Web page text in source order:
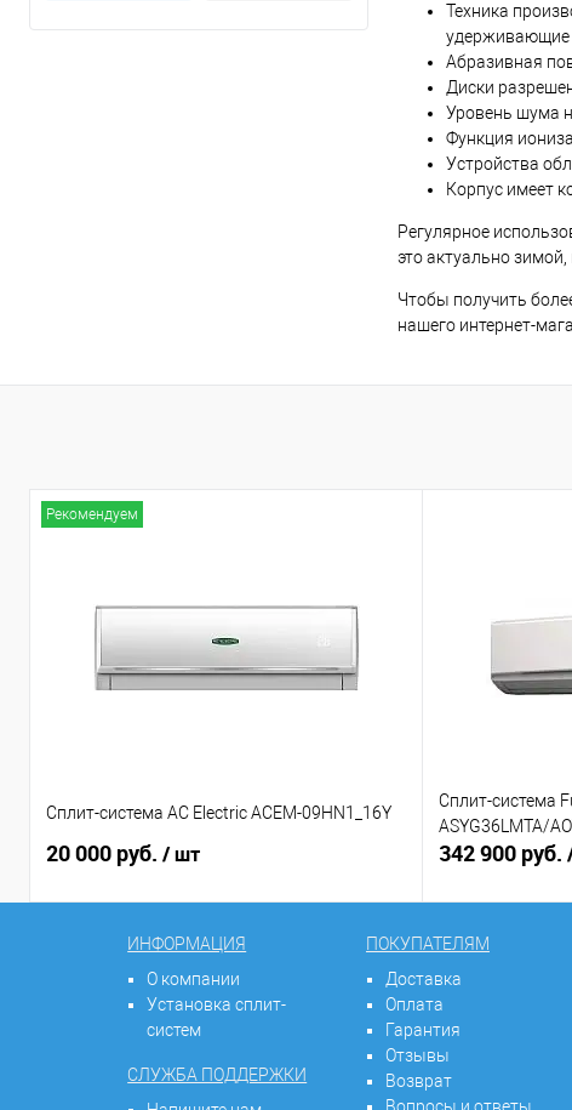
Техника
удерживающие
Абразивная
Диски
Уровень шума
Функция
Устройства
Корпус имеет
Регулярное
это актуально
Чтобы получить
нашего интернет-
Рекомендуем
Сплит-система AC Electric ACEM-09HN1_16Y
20 000 руб. / шт
Сплит-система
ASYG36LMTA/
342 900 руб.
ИНФОРМАЦИЯ
О компании
Установка сплит-
систем
СЛУЖБА ПОДДЕРЖКИ
ПОКУПАТЕЛЯМ
Доставка
Оплата
Гарантия
Отзывы
Возврат